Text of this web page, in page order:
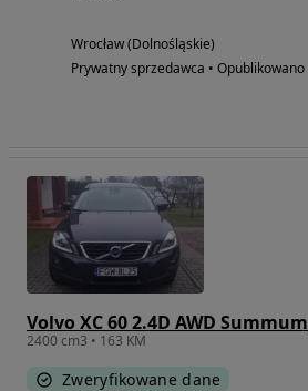
Wrocław (Dolnośląskie)
Prywatny sprzedawca • Opublikowano
Volvo XC 60 2.4D AWD Summum
2400 cm3 • 163 KM
Zweryfikowane dane